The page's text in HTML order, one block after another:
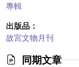
專輯
出版品：
故宮文物月刊
同期文章